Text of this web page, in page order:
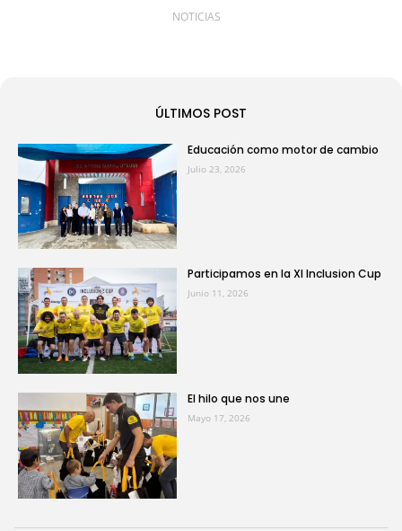
NOTICIAS
ÚLTIMOS POST
Educación como motor de cambio
Julio 23, 2026
Participamos en la XI Inclusion Cup
Junio 11, 2026
El hilo que nos une
Mayo 17, 2026